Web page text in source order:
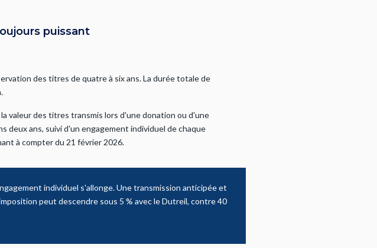
puissant
des titres de quatre à six ans. La durée totale de
valeur des titres transmis lors d'une donation ou d'une
deux ans, suivi d'un engagement individuel de chaque
à compter du 21 février 2026.
individuel s'allonge. Une transmission anticipée et
peut descendre sous 5 % avec le Dutreil, contre 40